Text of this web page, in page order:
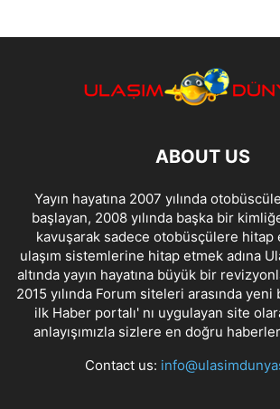
ABOUT US
Yayın hayatına 2007 yılında
başlayan, 2008 yılında başka bir
kavuşarak sadece otobüsçülere hitap
ulaşım sistemlerine hitap etmek adına
altında yayın hayatına büyük bir
2015 yılında Forum siteleri arasında
ilk Haber portalı' nı uygulayan site
anlayışımızla sizlere en doğru
Contact us: